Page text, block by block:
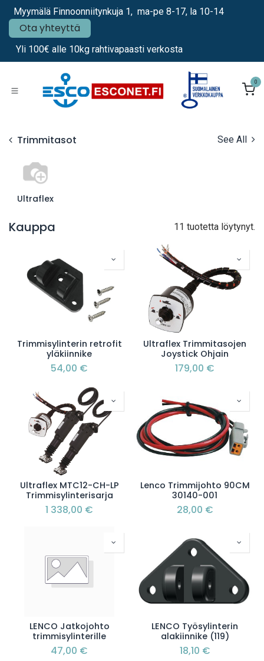
Siirry sisältöön
Myymälä Finnoonniitynkuja 1, ma-pe 8-17, la 10-14
Ota yhteyttä
Yli 100€ alle 10kg rahtivapaasti verkosta
0
Trimmitasot See All
Ultraflex
Kauppa 11 tuotetta löytynyt.
Trimmisylinterin retrofit
yläkiinnike
54,00 €
Ultraflex Trimmitasojen
Joystick Ohjain
179,00 €
Ultraflex MTC12-CH-LP
Trimmisylinterisarja
1 338,00 €
Lenco Trimmijohto 90CM
30140-001
28,00 €
LENCO Jatkojohto
trimmisylinterille
47,00 €
LENCO Työsylinterin
alakiinnike (119)
18,10 €